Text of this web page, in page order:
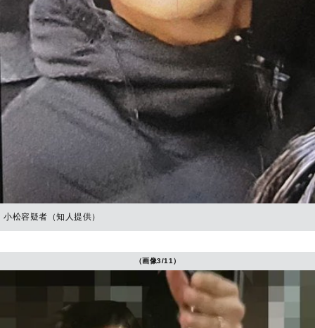
小松容疑者（知人提供）
（画像3/11）